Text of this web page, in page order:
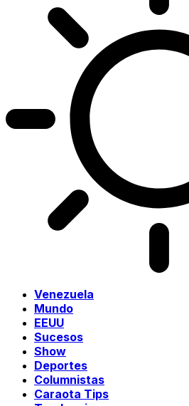
Venezuela
Mundo
EEUU
Sucesos
Show
Deportes
Columnistas
Caraota Tips